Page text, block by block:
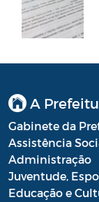
A
Gabinete da
Assistência
Administração
Juventude,
Educação e